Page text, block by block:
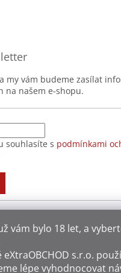
vám bylo 18 let, a
eXtraOBCHOD s.r.o.
lépe vyhodnocovat
my vám budeme zasílat
na našem e-shopu.
souhlasíte s podmínkami
Způsoby dopravy: